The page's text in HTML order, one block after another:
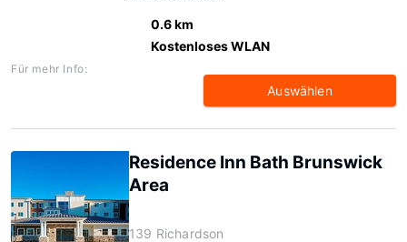
0.6 km
Kostenloses WLAN
Für mehr Info:
Auswählen
Residence Inn Bath Brunswick
Area
139 Richardson